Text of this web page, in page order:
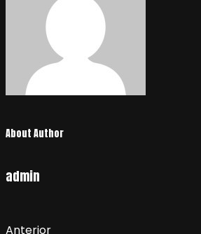
About Author
admin
Anterior